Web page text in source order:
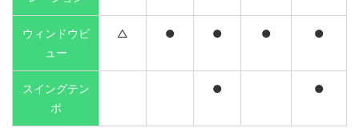
ウィンドウビ
ュー
△ ● ● ● ●
スイングテン
ポ
● ●